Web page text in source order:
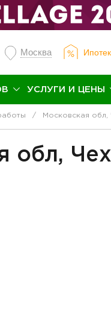
Москва
УСЛУГИ И ЦЕНЫ
Московская
обл,